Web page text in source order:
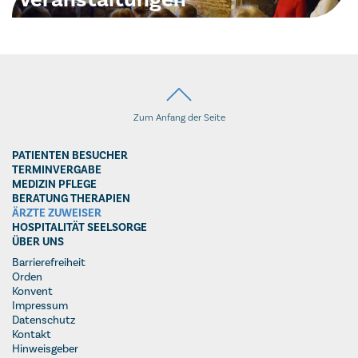
Hier gelangen Sie zu weiterführenden Informationen zu Vorträgen,
Zum Anfang der Seite
PATIENTEN BESUCHER
TERMINVERGABE
MEDIZIN PFLEGE
BERATUNG THERAPIEN
ÄRZTE ZUWEISER
HOSPITALITÄT SEELSORGE
ÜBER UNS
Barrierefreiheit
Orden
Konvent
Impressum
Datenschutz
Kontakt
Hinweisgeber